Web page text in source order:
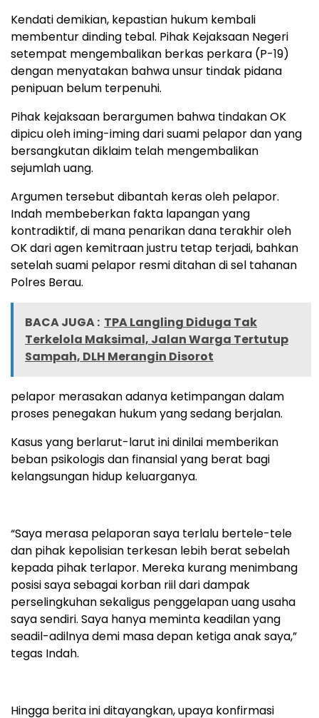
Kendati demikian, kepastian hukum kembali
membentur dinding tebal. Pihak Kejaksaan Negeri
setempat mengembalikan berkas perkara (P-19)
dengan menyatakan bahwa unsur tindak pidana
penipuan belum terpenuhi.
Pihak kejaksaan berargumen bahwa tindakan OK
dipicu oleh iming-iming dari suami pelapor dan yang
bersangkutan diklaim telah mengembalikan
sejumlah uang.
Argumen tersebut dibantah keras oleh pelapor.
Indah membeberkan fakta lapangan yang
kontradiktif, di mana penarikan dana terakhir oleh
OK dari agen kemitraan justru tetap terjadi, bahkan
setelah suami pelapor resmi ditahan di sel tahanan
Polres Berau.
BACA JUGA : TPA Langling Diduga Tak
Terkelola Maksimal, Jalan Warga Tertutup
Sampah, DLH Merangin Disorot
pelapor merasakan adanya ketimpangan dalam
proses penegakan hukum yang sedang berjalan.
Kasus yang berlarut-larut ini dinilai memberikan
beban psikologis dan finansial yang berat bagi
kelangsungan hidup keluarganya.
“Saya merasa pelaporan saya terlalu bertele-tele
dan pihak kepolisian terkesan lebih berat sebelah
kepada pihak terlapor. Mereka kurang menimbang
posisi saya sebagai korban riil dari dampak
perselingkuhan sekaligus penggelapan uang usaha
saya sendiri. Saya hanya meminta keadilan yang
seadil-adilnya demi masa depan ketiga anak saya,”
tegas Indah.
Hingga berita ini ditayangkan, upaya konfirmasi